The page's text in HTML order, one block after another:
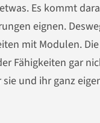
Es kommt
eignen.
mit Modulen.
Fähigkeiten gar
und ihr ganz